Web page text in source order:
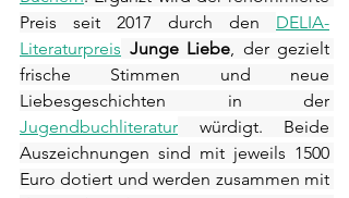
Preis seit 2017 durch den DELIA-
Literaturpreis Junge Liebe, der gezielt
frische Stimmen und neue
Jugendbuchliteratur würdigt. Beide
Auszeichnungen sind mit jeweils 1500
Euro dotiert und werden zusammen mit